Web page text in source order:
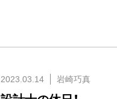
2023.03.14 岩崎巧真